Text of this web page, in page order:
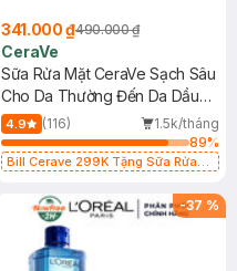
341.000 ₫490.000 ₫
CeraVe
Sữa Rửa Mặt CeraVe Sạch Sâu
Cho Da Thường Đến Da Dầu
473ml
4.9 (116)
1.5k/tháng
89%
Bill Cerave 299K Tặng Sữa Rửa
-37 %